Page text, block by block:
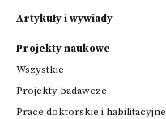
Artykuły i wywiady
Projekty naukowe
Wszystkie
Projekty badawcze
Prace doktorskie i habilitacyjne